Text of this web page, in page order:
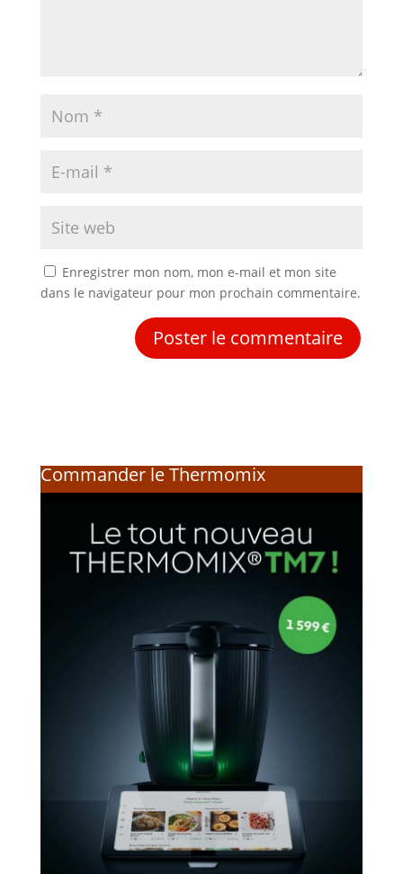
Enregistrer mon nom, mon e-mail et mon site
dans le navigateur pour mon prochain commentaire.
Commander le Thermomix